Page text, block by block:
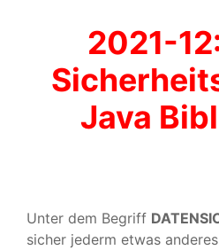
2021-
Java
Unter dem Begriff
sicher jederm etwas